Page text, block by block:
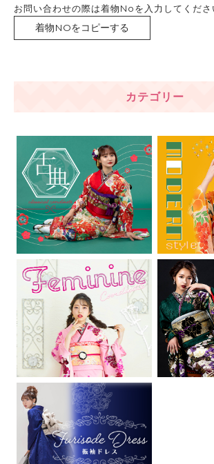
お問い合わせの際は着物Noを入力してくださ
着物NOをコピーする
カテゴリー